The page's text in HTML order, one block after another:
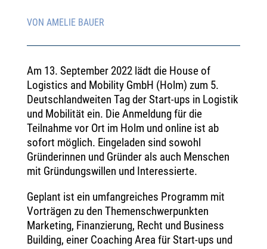
VON AMELIE BAUER
Am 13. September 2022 lädt die House of
Logistics and Mobility GmbH (Holm) zum 5.
Deutschlandweiten Tag der Start-ups in Logistik
und Mobilität ein. Die Anmeldung für die
Teilnahme vor Ort im Holm und online ist ab
sofort möglich. Eingeladen sind sowohl
Gründerinnen und Gründer als auch Menschen
mit Gründungswillen und Interessierte.
Geplant ist ein umfangreiches Programm mit
Vorträgen zu den Themenschwerpunkten
Marketing, Finanzierung, Recht und Business
Building, einer Coaching Area für Start-ups und